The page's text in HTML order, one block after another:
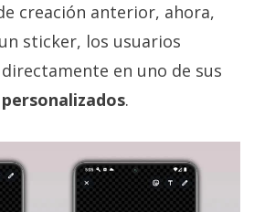
creación anterior, ahora,
sticker, los usuarios
en uno de sus
.